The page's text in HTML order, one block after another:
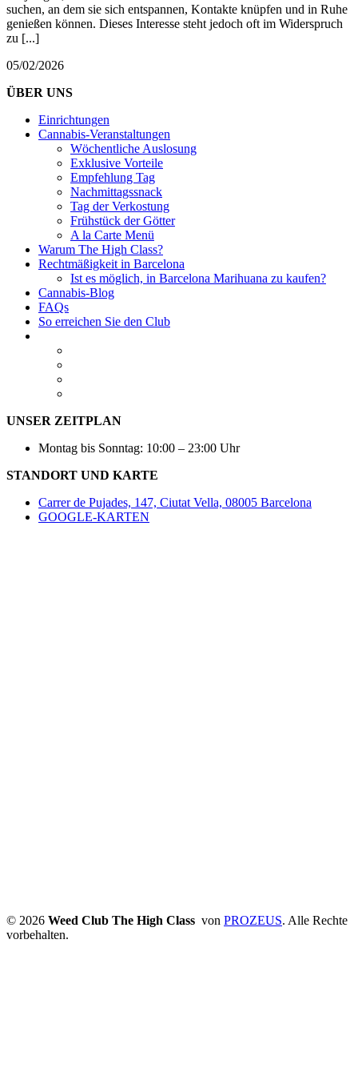
suchen, an dem sie sich entspannen, Kontakte knüpfen und in Ruhe
genießen können. Dieses Interesse steht jedoch oft im Widerspruch
zu [...]
05/02/2026
ÜBER UNS
Einrichtungen
Cannabis-Veranstaltungen
Wöchentliche Auslosung
Exklusive Vorteile
Empfehlung Tag
Nachmittagssnack
Tag der Verkostung
Frühstück der Götter
A la Carte Menü
Warum The High Class?
Rechtmäßigkeit in Barcelona
Ist es möglich, in Barcelona Marihuana zu kaufen?
Cannabis-Blog
FAQs
So erreichen Sie den Club
UNSER ZEITPLAN
Montag bis Sonntag: 10:00 – 23:00 Uhr
STANDORT UND KARTE
Carrer de Pujades, 147, Ciutat Vella, 08005 Barcelona
GOOGLE-KARTEN
© 2026 Weed Club The High Class von PROZEUS. Alle Rechte
vorbehalten.